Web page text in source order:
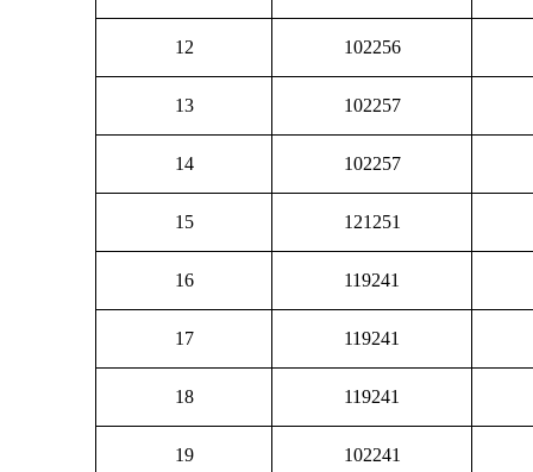
12 102256
13 102257
14 102257
15 121251
16 119241
17 119241
18 119241
19 102241